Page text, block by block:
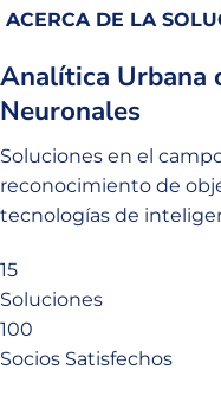
ACERCA DE LA
Analítica Urbana
Neuronales
Soluciones en el
reconocimiento de
tecnologías de
15
Soluciones
100
Socios Satisfechos